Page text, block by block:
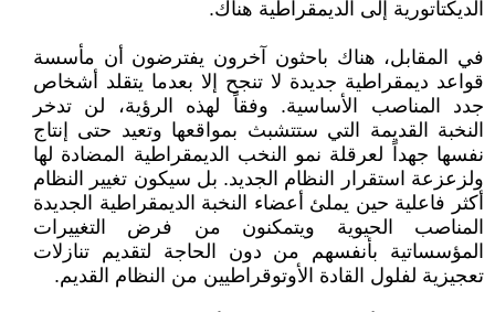
الديكتاتورية إلى الديمقراطية هناك.
في المقابل، هناك باحثون آخرون يفترضون أن مأسسة
قواعد ديمقراطية جديدة لا تنجح إلا بعدما يتقلد أشخاص
جدد المناصب الأساسية. وفقاً لهذه الرؤية، لن تدخر
النخبة القديمة التي ستتشبث بمواقعها وتعيد حتى إنتاج
نفسها جهداً لعرقلة نمو النخب الديمقراطية المضادة لها
ولزعزعة استقرار النظام الجديد. بل سيكون تغيير النظام
أكثر فاعلية حين يملئ أعضاء النخبة الديمقراطية الجديدة
المناصب الحيوية ويتمكنون من فرض التغييرات
المؤسساتية بأنفسهم من دون الحاجة لتقديم تنازلات
تعجيزية لفلول القادة الأوتوقراطيين من النظام القديم.